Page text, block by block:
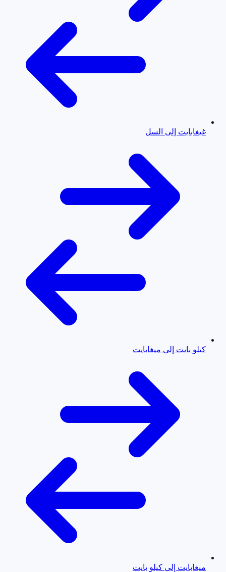
غيغابايت إلى السل
كيلو بايت إلى ميغابايت
ميغابايت إلى كيلو بايت